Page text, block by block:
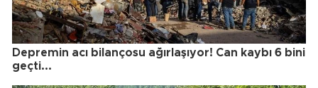
Depremin acı bilançosu ağırlaşıyor! Can kaybı 6 bini
geçti...